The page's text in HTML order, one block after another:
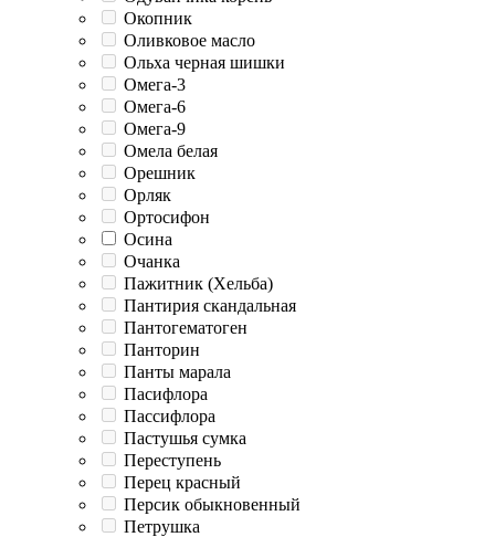
Окопник
Оливковое масло
Ольха черная шишки
Омега-3
Омега-6
Омега-9
Омела белая
Орешник
Орляк
Ортосифон
Осина
Очанка
Пажитник (Хельба)
Пантирия скандальная
Пантогематоген
Панторин
Панты марала
Пасифлора
Пассифлора
Пастушья сумка
Переступень
Перец красный
Персик обыкновенный
Петрушка